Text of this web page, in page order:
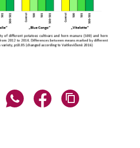
Seite über E-Mail teilen
Seite über WhatsApp teilen
Seite über Facebook